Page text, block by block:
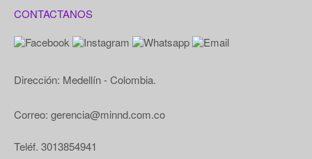
CONTACTANOS
Dirección: Medellín - Colombia.
Correo: gerencia@minnd.com.co
Teléf. 3013854941